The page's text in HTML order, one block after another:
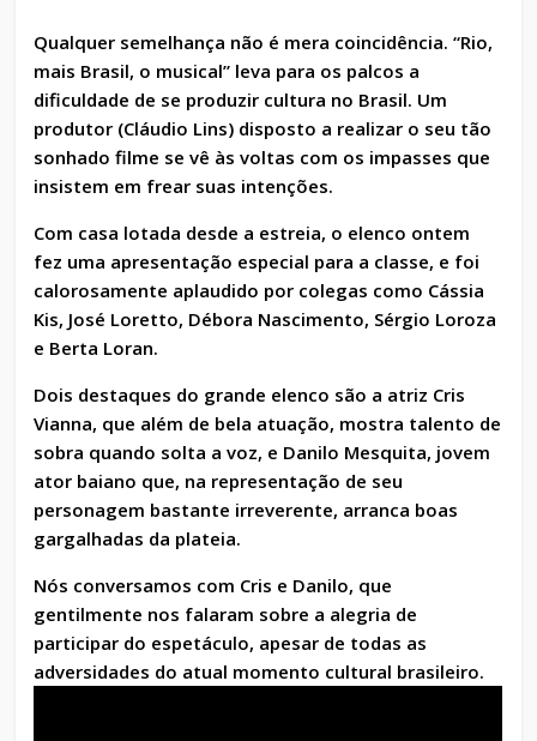
Qualquer semelhança não é mera coincidência. “Rio,
mais Brasil, o musical” leva para os palcos a
dificuldade de se produzir cultura no Brasil. Um
produtor (Cláudio Lins) disposto a realizar o seu tão
sonhado filme se vê às voltas com os impasses que
insistem em frear suas intenções.
Com casa lotada desde a estreia, o elenco ontem
fez uma apresentação especial para a classe, e foi
calorosamente aplaudido por colegas como Cássia
Kis, José Loretto, Débora Nascimento, Sérgio Loroza
e Berta Loran.
Dois destaques do grande elenco são a atriz Cris
Vianna, que além de bela atuação, mostra talento de
sobra quando solta a voz, e Danilo Mesquita, jovem
ator baiano que, na representação de seu
personagem bastante irreverente, arranca boas
gargalhadas da plateia.
Nós conversamos com Cris e Danilo, que
gentilmente nos falaram sobre a alegria de
participar do espetáculo, apesar de todas as
adversidades do atual momento cultural brasileiro.